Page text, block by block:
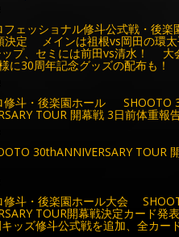
フェッショナル修斗公式戦・後楽
決定 メインは祖根vs岡田の環太
ップ、セミには前田vs清水！ 大
に30周年記念グッズの配布も！
修斗・後楽園ホール SHOOTO
TOUR 開幕戦 3日前体重報
30thANNIVERSARY TOUR
修斗・後楽園ホール大会
TOUR開幕戦決定カード
ッズ修斗公式戦を追加、全カー